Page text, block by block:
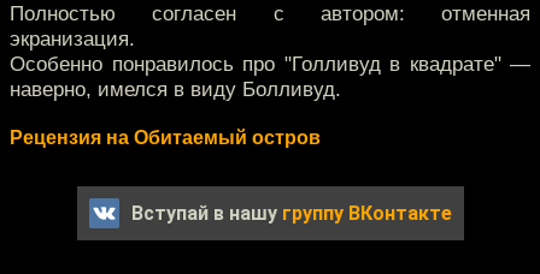
Полностью согласен с автором: отменная
экранизация.
Особенно понравилось про "Голливуд в квадрате" —
наверно, имелся в виду Болливуд.
Рецензия на Обитаемый остров
Вступай в нашу группу ВКонтакте